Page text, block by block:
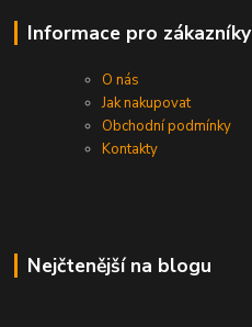
Informace pro zákazníky
O nás
Jak nakupovat
Obchodní podmínky
Kontakty
Nejčtenější na blogu